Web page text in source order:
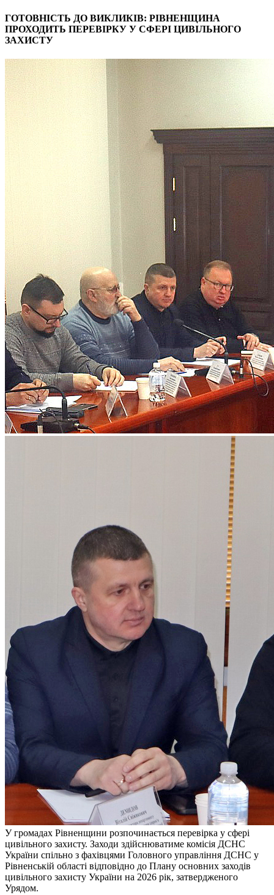
ГОТОВНІСТЬ ДО ВИКЛИКІВ: РІВНЕНЩИНА
ПРОХОДИТЬ ПЕРЕВІРКУ У СФЕРІ ЦИВІЛЬНОГО
ЗАХИСТУ
У громадах Рівненщини розпочинається перевірка у сфері
цивільного захисту. Заходи здійснюватиме комісія ДСНС
України спільно з фахівцями Головного управління ДСНС у
Рівненській області відповідно до Плану основних заходів
цивільного захисту України на 2026 рік, затвердженого
Урядом.